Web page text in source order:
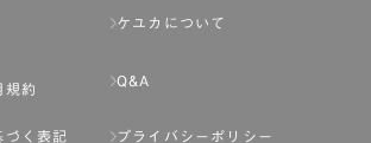
ケユカについて
規約
Q&A
づく表記 プライバシーポリシー